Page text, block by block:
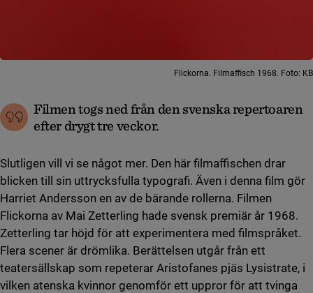
Flickorna. Filmaffisch 1968. Foto: KB
Filmen togs ned från den svenska repertoaren
efter drygt tre veckor.
Slutligen vill vi se något mer. Den här filmaffischen drar
blicken till sin uttrycksfulla typografi. Även i denna film gör
Harriet Andersson en av de bärande rollerna. Filmen
Flickorna av Mai Zetterling hade svensk premiär år 1968.
Zetterling tar höjd för att experimentera med filmspråket.
Flera scener är drömlika. Berättelsen utgår från ett
teatersällskap som repeterar Aristofanes pjäs Lysistrate, i
vilken atenska kvinnor genomför ett uppror för att tvinga